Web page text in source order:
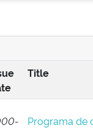
Title
Programa de